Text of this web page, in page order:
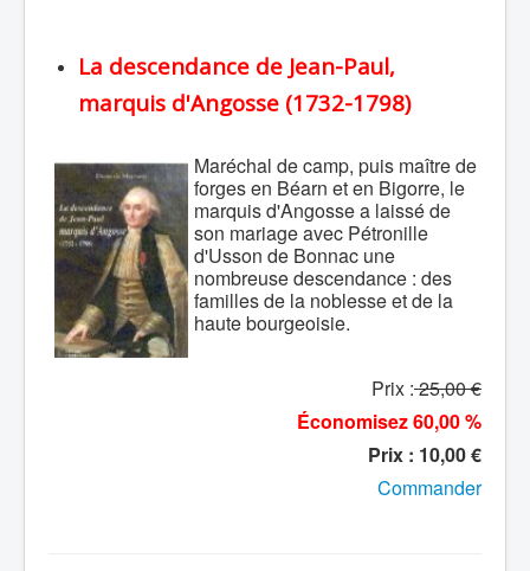
La descendance de Jean-Paul,
marquis d'Angosse (1732-1798)
Maréchal de camp, puis maître de
forges en Béarn et en Bigorre, le
marquis d'Angosse a laissé de
son mariage avec Pétronille
d'Usson de Bonnac une
nombreuse descendance : des
familles de la noblesse et de la
haute bourgeoisie.
Prix :25,00 €
Économisez 60,00 %
Prix : 10,00 €
Commander